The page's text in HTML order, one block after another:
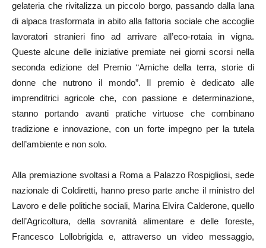
gelateria che rivitalizza un piccolo borgo, passando dalla lana
di alpaca trasformata in abito alla fattoria sociale che accoglie
lavoratori stranieri fino ad arrivare all’eco-rotaia in vigna.
Queste alcune delle iniziative premiate nei giorni scorsi nella
seconda edizione del Premio “Amiche della terra, storie di
donne che nutrono il mondo”. Il premio è dedicato alle
imprenditrici agricole che, con passione e determinazione,
stanno portando avanti pratiche virtuose che combinano
tradizione e innovazione, con un forte impegno per la tutela
dell’ambiente e non solo.
Alla premiazione svoltasi a Roma a Palazzo Rospigliosi, sede
nazionale di Coldiretti, hanno preso parte anche il ministro del
Lavoro e delle politiche sociali, Marina Elvira Calderone, quello
dell’Agricoltura, della sovranità alimentare e delle foreste,
Francesco Lollobrigida e, attraverso un video messaggio,